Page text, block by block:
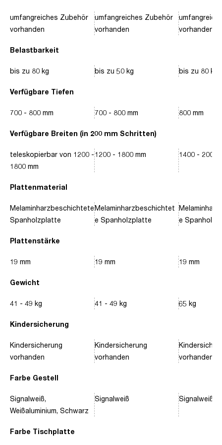
Belastbarkeit
Verfügbare Tiefen
Verfügbare Breiten (in 200 mm Schritten)
Plattenmaterial
Plattenstärke
Gewicht
Kindersicherung
Farbe Gestell
Farbe Tischplatte
umfangreiches Zubehör
vorhanden
bis zu 80 kg
700 - 800 mm
teleskopierbar von 1200 -
1800 mm
Melaminharzbeschichtete
Spanholzplatte
19 mm
41 - 49 kg
Kindersicherung
vorhanden
Signalweiß,
Weißaluminium, Schwarz
umfangreiches Zubehör
vorhanden
bis zu 50 kg
700 - 800 mm
1200 - 1800 mm
Melaminharzbeschichtet
e Spanholzplatte
19 mm
41 - 49 kg
Kindersicherung
vorhanden
Signalweiß
vorhanden
bis zu 80 kg
800 mm
1400 - 2000
e
19 mm
65 kg
vorhanden
Signalweiß,